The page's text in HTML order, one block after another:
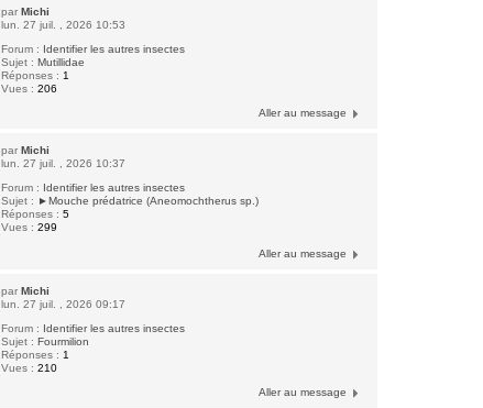
parMichi
lun. 27 juil. , 2026 10:53
Forum : Identifier les autres insectes
Sujet :Mutillidae
Réponses : 1
Vues :206
Aller au message
parMichi
lun. 27 juil. , 2026 10:37
Forum : Identifier les autres insectes
Sujet : ►Mouche prédatrice (Aneomochtherus sp.)
Réponses :5
Vues :299
Aller au message
parMichi
lun. 27 juil. , 2026 09:17
Forum : Identifier les autres insectes
Sujet :Fourmilion
Réponses : 1
Vues :210
Aller au message